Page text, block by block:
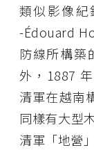
類似影像紀
-Édouard
防線所構築
外，1887
清軍在越南
同樣有大型
清軍「地營